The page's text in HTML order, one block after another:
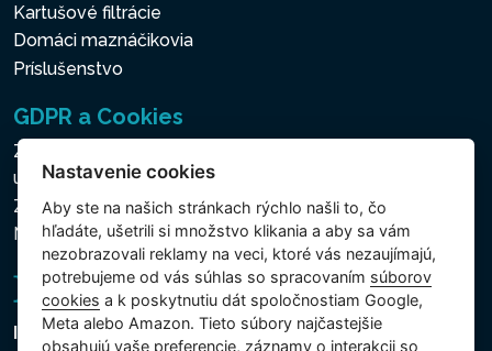
Kartušové filtrácie
Domáci maznáčikovia
Príslušenstvo
GDPR a Cookies
Zásady ochrany osobných a ďalších spracovávaných
údajov
Zásady používania súborov cookies
Nastavenie cookies
Intex Trading, s.r.o.
Nastavenie cookies
Aby ste na našich stránkach rýchlo našli to, čo
hľadáte, ušetrili si množstvo klikania a aby sa vám
nezobrazovali reklamy na veci, ktoré vás nezaujímajú,
potrebujeme od vás súhlas so spracovaním súborov
cookies a k poskytnutiu dát spoločnostiam Google,
Meta alebo Amazon. Tieto súbory najčastejšie
obsahujú vaše preferencie, záznamy o interakcii so